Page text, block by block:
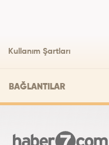
Kullanım Şartları
BAĞLANTILAR